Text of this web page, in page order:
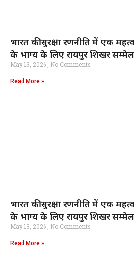
भारत की सुरक्षा रणनीति में एक
के भाग्य के लिए रायपुर शिखर
भारत समाचार
May 13, 2026 No Comments
Read More »
भारत की सुरक्षा रणनीति में एक
के भाग्य के लिए रायपुर शिखर
भारत समाचार
May 13, 2026 No Comments
Read More »